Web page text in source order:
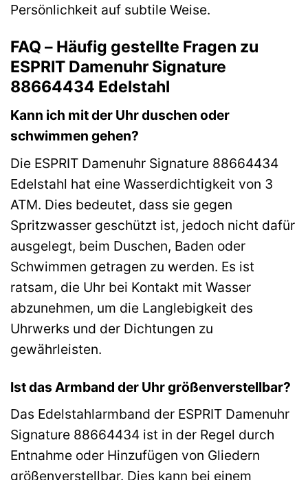
Persönlichkeit auf subtile Weise.
FAQ – Häufig gestellte Fragen zu
ESPRIT Damenuhr Signature
88664434 Edelstahl
Kann ich mit der Uhr duschen oder
schwimmen gehen?
Die ESPRIT Damenuhr Signature 88664434
Edelstahl hat eine Wasserdichtigkeit von 3
ATM. Dies bedeutet, dass sie gegen
Spritzwasser geschützt ist, jedoch nicht dafür
ausgelegt, beim Duschen, Baden oder
Schwimmen getragen zu werden. Es ist
ratsam, die Uhr bei Kontakt mit Wasser
abzunehmen, um die Langlebigkeit des
Uhrwerks und der Dichtungen zu
gewährleisten.
Ist das Armband der Uhr größenverstellbar?
Das Edelstahlarmband der ESPRIT Damenuhr
Signature 88664434 ist in der Regel durch
Entnahme oder Hinzufügen von Gliedern
größenverstellbar. Dies kann bei einem